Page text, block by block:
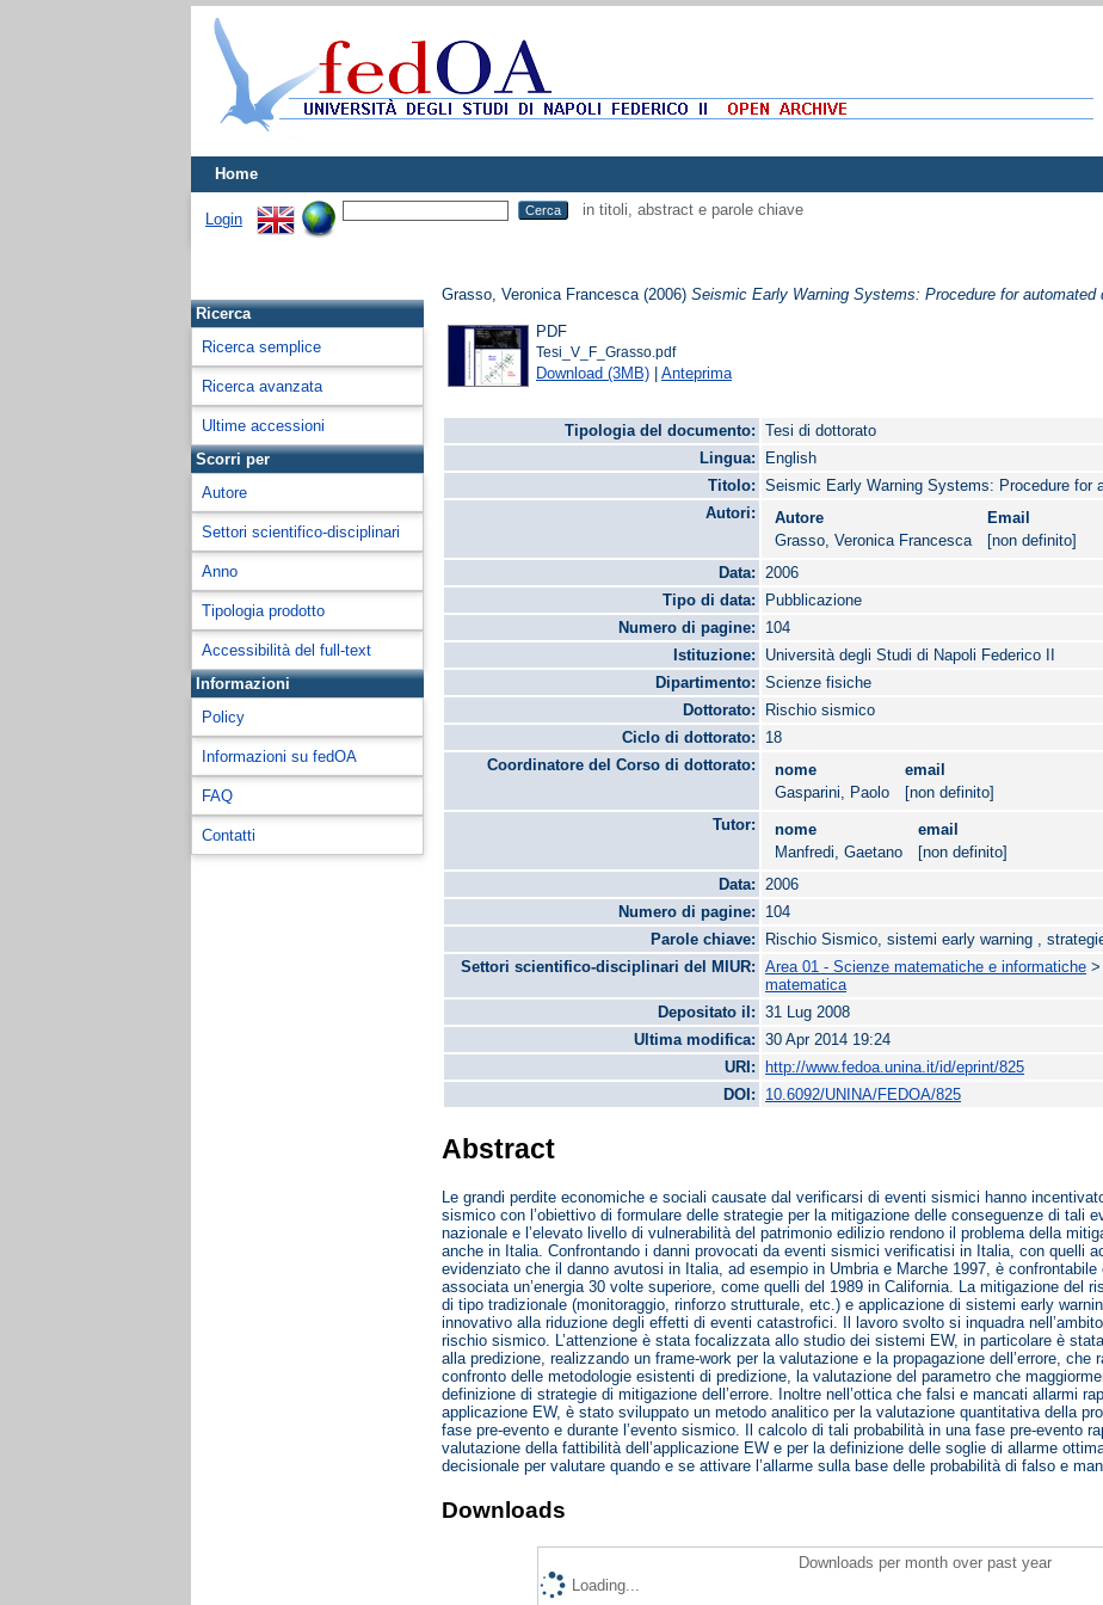
Home
Login
in titoli, abstract e parole chiave
Ricerca
Ricerca semplice
Ricerca avanzata
Ultime accessioni
Scorri per
Autore
Settori scientifico-disciplinari
Anno
Tipologia prodotto
Accessibilità del full-text
Informazioni
Policy
Informazioni su fedOA
FAQ
Contatti
Grasso, Veronica Francesca (2006)Seismic Early Warning Systems: Procedure for automated
PDF
Tesi_V_F_Grasso.pdf
Download (3MB) |Anteprima
Tipologia del documento:
Tesi di dottorato
Lingua:
English
Titolo:
Seismic Early Warning Systems: Procedure for
Autori:
Autore
Email
Grasso, Veronica Francesca
[non definito]
Data:
2006
Tipo di data:
Pubblicazione
Numero di pagine:
104
Istituzione:
Università degli Studi di Napoli Federico II
Dipartimento:
Scienze fisiche
Dottorato:
Rischio sismico
Ciclo di dottorato:
18
Coordinatore del Corso di dottorato:
nome
email
Gasparini, Paolo
[non definito]
Tutor:
nome
email
Manfredi, Gaetano
[non definito]
Data:
2006
Numero di pagine:
104
Parole chiave:
Rischio Sismico, sistemi early warning ,
Settori scientifico-disciplinari del MIUR:
Area 01 - Scienze matematiche e informatiche >
matematica
Depositato il:
31 Lug 2008
Ultima modifica:
30 Apr 2014 19:24
URI:
http://www.fedoa.unina.it/id/eprint/825
DOI:
10.6092/UNINA/FEDOA/825
Abstract
Le grandi perdite economiche e sociali causate dal verificarsi di eventi sismici hanno
sismico con l’obiettivo di formulare delle strategie per la mitigazione delle conseguenze di tali
nazionale e l’elevato livello di vulnerabilità del patrimonio edilizio rendono il problema della
anche in Italia. Confrontando i danni provocati da eventi sismici verificatisi in Italia, con quelli
evidenziato che il danno avutosi in Italia, ad esempio in Umbria e Marche 1997, è
associata un’energia 30 volte superiore, come quelli del 1989 in California. La mitigazione del
di tipo tradizionale (monitoraggio, rinforzo strutturale, etc.) e applicazione di sistemi early
innovativo alla riduzione degli effetti di eventi catastrofici. Il lavoro svolto si inquadra
rischio sismico. L’attenzione è stata focalizzata allo studio dei sistemi EW, in particolare è
alla predizione, realizzando un frame-work per la valutazione e la propagazione dell’errore, che
confronto delle metodologie esistenti di predizione, la valutazione del parametro che
definizione di strategie di mitigazione dell’errore. Inoltre nell’ottica che falsi e mancati allarmi
applicazione EW, è stato sviluppato un metodo analitico per la valutazione quantitativa della
fase pre-evento e durante l’evento sismico. Il calcolo di tali probabilità in una fase pre-evento
valutazione della fattibilità dell’applicazione EW e per la definizione delle soglie di allarme
decisionale per valutare quando e se attivare l’allarme sulla base delle probabilità di falso e
Downloads
Downloads per month over past year
Loading...